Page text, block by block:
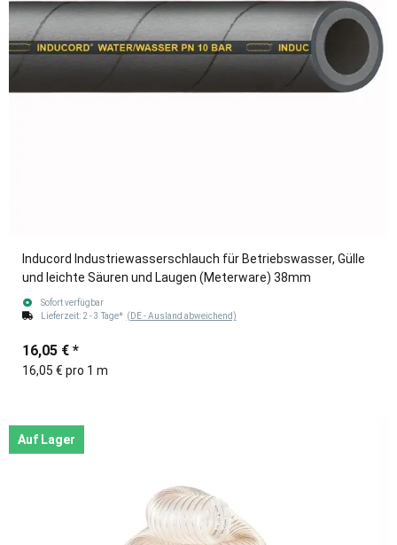
Inducord Industriewasserschlauch für Betriebswasser, Gülle
und leichte Säuren und Laugen (Meterware) 38mm
Sofort verfügbar
Lieferzeit: 2 - 3 Tage* (DE - Ausland abweichend)
16,05 € *
16,05 € pro 1 m
Auf Lager